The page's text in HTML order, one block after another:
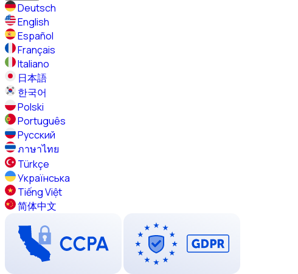
Deutsch
English
Español
Français
Italiano
日本語
한국어
Polski
Português
Русский
ภาษาไทย
Türkçe
Українська
Tiếng Việt
简体中文